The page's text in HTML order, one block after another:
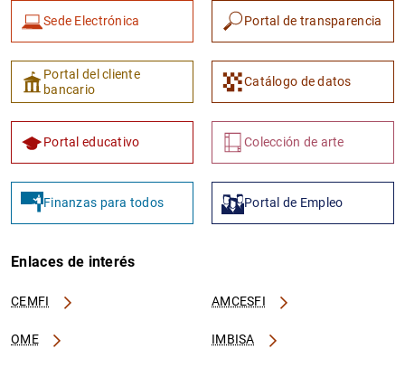
1 2
Sede Electrónica Portal de transparencia
Portal del cliente
bancario
Catálogo de datos
Portal educativo Colección de arte
Finanzas para todos Portal de Empleo
Enlaces de interés
CEMFI AMCESFI
OME IMBISA